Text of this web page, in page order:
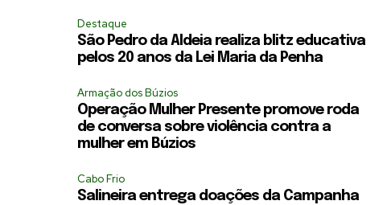
Destaque
São Pedro da Aldeia realiza blitz educativa
pelos 20 anos da Lei Maria da Penha
Armação dos Búzios
Operação Mulher Presente promove roda
de conversa sobre violência contra a
mulher em Búzios
Cabo Frio
Salineira entrega doações da Campanha